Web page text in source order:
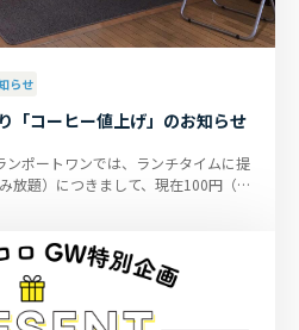
らせ
「コーヒー値上げ」のお知らせ
ポートワンでは、ランチタイムに提
放題）につきまして、現在100円（税